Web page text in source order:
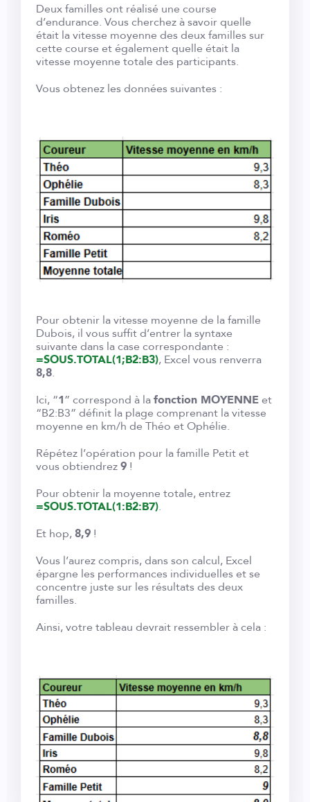
Deux familles ont réalisé une course
d’endurance. Vous cherchez à savoir quelle
était la vitesse moyenne des deux familles sur
cette course et également quelle était la
vitesse moyenne totale des participants.
Vous obtenez les données suivantes :
Pour obtenir la vitesse moyenne de la famille
Dubois, il vous suffit d’entrer la syntaxe
suivante dans la case correspondante :
=SOUS.TOTAL(1;B2:B3), Excel vous renverra
8,8.
Ici, “1” correspond à lafonction MOYENNEet
“B2:B3” définit la plage comprenant la vitesse
moyenne en km/h de Théo et Ophélie.
Répétez l’opération pour la famille Petit et
vous obtiendrez9 !
Pour obtenir la moyenne totale, entrez
=SOUS.TOTAL(1:B2:B7).
Et hop,8,9 !
Vous l’aurez compris, dans son calcul, Excel
épargne les performances individuelles et se
concentre juste sur les résultats des deux
familles.
Ainsi, votre tableau devrait ressembler à cela :